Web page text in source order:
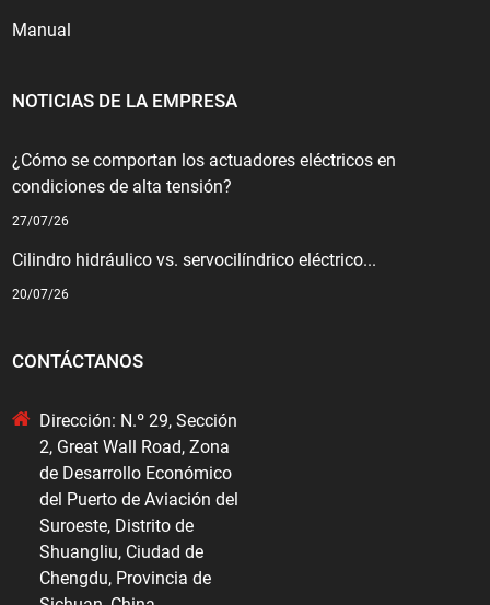
Manual
NOTICIAS DE LA EMPRESA
¿Cómo se comportan los actuadores eléctricos en
condiciones de alta tensión?
27/07/26
Cilindro hidráulico vs. servocilíndrico eléctrico...
20/07/26
CONTÁCTANOS
Dirección: N.º 29, Sección
2, Great Wall Road, Zona
de Desarrollo Económico
del Puerto de Aviación del
Suroeste, Distrito de
Shuangliu, Ciudad de
Chengdu, Provincia de